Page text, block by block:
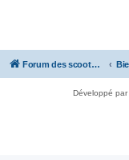
Forum des scooters SYM - GTS -MAXSYM - CRUISYM - JOYMAX - Maxsym TL
Développé par